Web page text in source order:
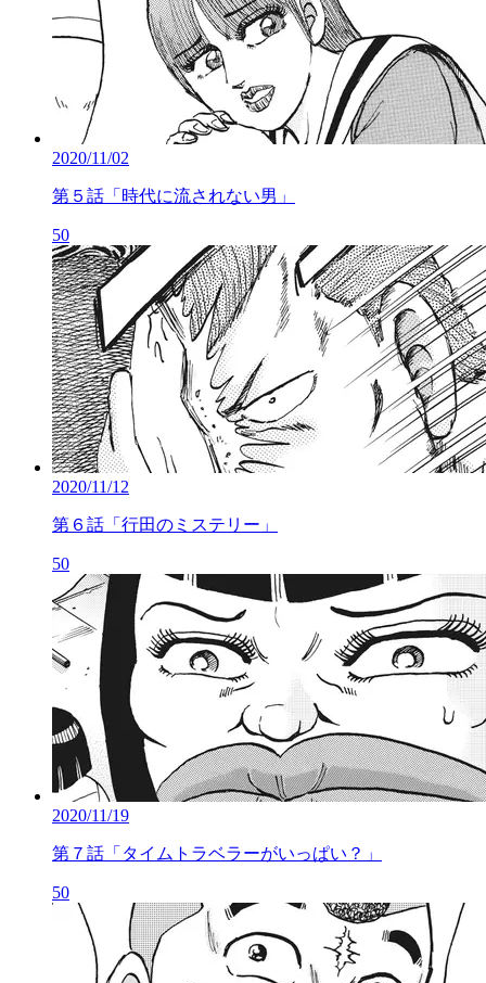
2020/11/02
第５話「時代に流されない男」
50
2020/11/12
第６話「行田のミステリー」
50
2020/11/19
第７話「タイムトラベラーがいっぱい？」
50